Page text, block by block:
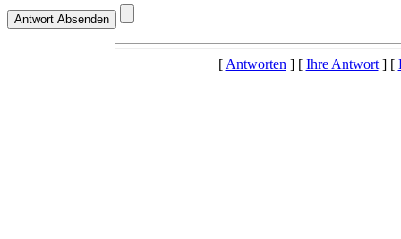
[Antworten] [ Ihre Antwort] [